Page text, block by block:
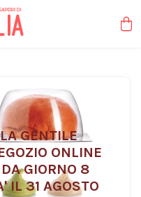
GENTILE
ONLINE
GIORNO 8
IL 31 AGOSTO